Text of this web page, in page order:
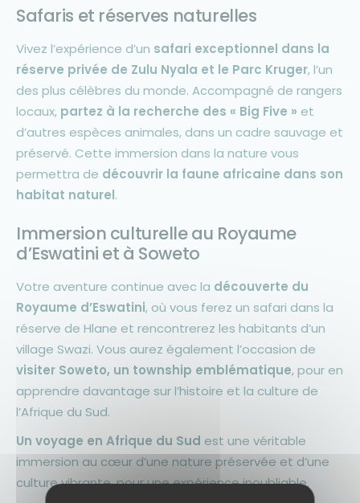
Safaris et réserves naturelles
Vivez l’expérience d’un safari exceptionnel dans la
réserve privée de Zulu Nyala et le Parc Kruger, l’un
des plus célèbres du monde. Accompagné de rangers
locaux, partez à la recherche des « Big Five » et
d’autres espèces animales, dans un cadre sauvage et
préservé. Cette immersion dans la nature vous
permettra de découvrir la faune africaine dans son
habitat naturel.
Immersion culturelle au Royaume
d’Eswatini et à Soweto
Votre aventure continue avec la découverte du
Royaume d’Eswatini, où vous ferez un safari dans la
réserve de Hlane et rencontrerez les habitants d’un
village Swazi. Vous aurez également l’occasion de
visiter Soweto, un township emblématique, pour en
apprendre davantage sur l’histoire et la culture de
l’Afrique du Sud.
Un voyage en Afrique du Sud est une véritable
immersion au cœur d’une nature préservée et d’une
culture vibrante, pour une expérience inoubliable.